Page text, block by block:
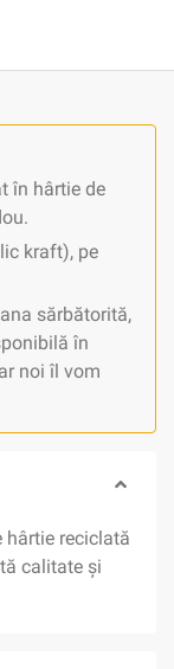
în hârtie de
kraft), pe
sărbătorită,
în
noi îl vom
hârtie reciclată
calitate și